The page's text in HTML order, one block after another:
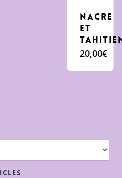
nacre
et
20,00€